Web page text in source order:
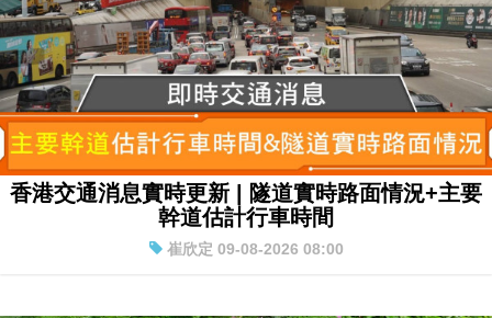
香港交通消息實時更新 | 隧道實時路面情況+主要
幹道估計行車時間
崔欣定 09-08-2026 08:00